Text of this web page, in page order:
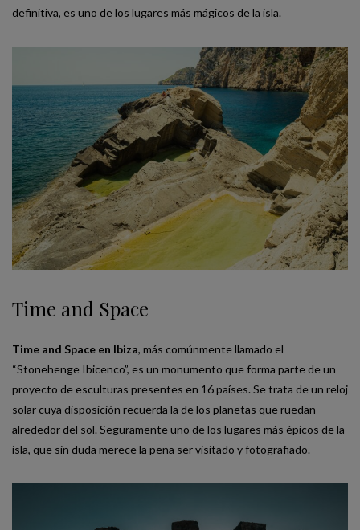
definitiva, es uno de los lugares más mágicos de la isla.
Time and Space
Time and Space en Ibiza, más comúnmente llamado el
“Stonehenge Ibicenco”, es un monumento que forma parte de un
proyecto de esculturas presentes en 16 países. Se trata de un reloj
solar cuya disposición recuerda la de los planetas que ruedan
alrededor del sol. Seguramente uno de los lugares más épicos de la
isla, que sin duda merece la pena ser visitado y fotografiado.